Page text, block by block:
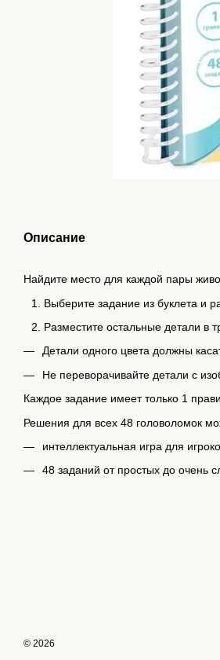
Описание
Найдите место для каждой пары
Выберите задание из буклета и
Разместите остальные детали в
Детали одного цвета должны
Не переворачивайте детали с
Каждое задание имеет только 1
Решения для всех 48 головоломок
интеллектуальная игра для
48 заданий от простых до очень
© 2026